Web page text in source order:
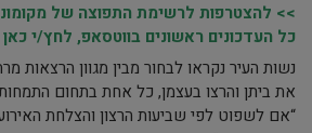
>> להצטרפות לרשימת התפוצה של
כל העדכונים ראשונים בווטסאפ, לחץ/י
נשות העיר נקראו לבחור מבין מגוון
את ביתן והרצו בעצמן, כל אחת בתחום
“אם לשפוט לפי שביעות הרצון והצלחת